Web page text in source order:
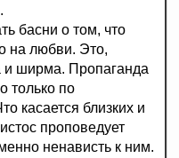
басни о том, что
на любви. Это,
и ширма. Пропаганда
только по
касается близких и
проповедует
ненависть к ним.